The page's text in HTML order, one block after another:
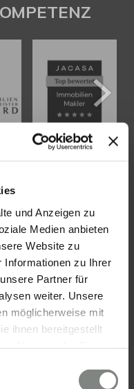
und Anzeigen zu
Medien anbieten
Website zu
Informationen zu Ihrer
Partner für
weiter. Unsere
möglicherweise mit
ihnen bereitgestellt
weiterhin nutzen.